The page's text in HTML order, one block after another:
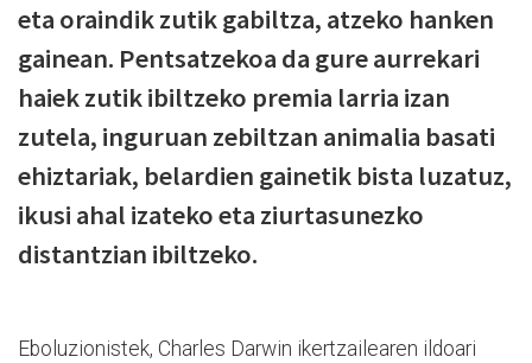
eta oraindik zutik gabiltza, atzeko hanken
gainean. Pentsatzekoa da gure aurrekari
haiek zutik ibiltzeko premia larria izan
zutela, inguruan zebiltzan animalia basati
ehiztariak, belardien gainetik bista luzatuz,
ikusi ahal izateko eta ziurtasunezko
distantzian ibiltzeko.
Eboluzionistek, Charles Darwin ikertzailearen ildoari